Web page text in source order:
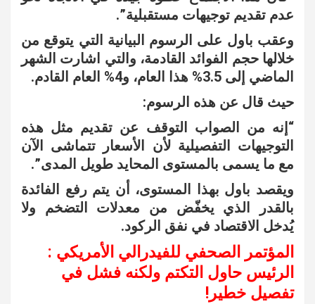
عدم تقديم توجيهات مستقبلية”.
وعقب باول على الرسوم البيانية التي يتوقع من
خلالها حجم الفوائد القادمة، والتي اشارت الشهر
الماضي إلى 3.5% هذا العام، و4% العام القادم.
حيث قال عن هذه الرسوم:
“إنه من الصواب التوقف عن تقديم مثل هذه
التوجيهات التفصيلية لأن الأسعار تتماشى الآن
مع ما يسمى بالمستوى المحايد طويل المدى”.
ويقصد باول بهذا المستوى، أن يتم رفع الفائدة
بالقدر الذي يخفّض من معدلات التضخم ولا
يُدخل الاقتصاد في نفق الركود.
المؤتمر الصحفي للفيدرالي الأمريكي :
الرئيس حاول التكتم ولكنه فشل في
تفصيل خطير!